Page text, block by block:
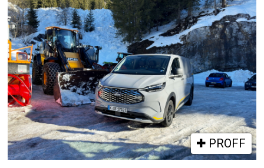
PROFF